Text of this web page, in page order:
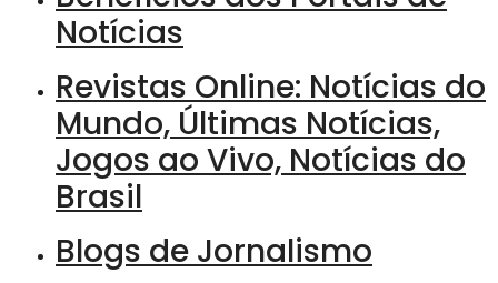
Notícias
Revistas Online: Notícias do
Mundo, Últimas Notícias,
Jogos ao Vivo, Notícias do
Brasil
Blogs de Jornalismo